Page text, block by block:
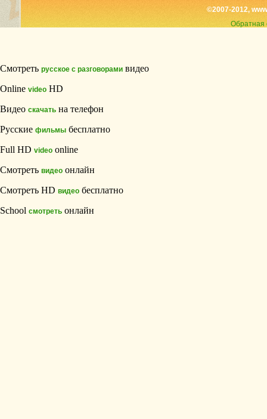
©2007-2012,
Обратная
Смотреть русское с разговорами видео
Online video HD
Видео скачать на телефон
Русские фильмы бесплатно
Full HD video online
Смотреть видео онлайн
Смотреть HD видео бесплатно
School смотреть онлайн